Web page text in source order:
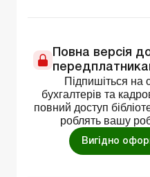
Повна версія
Підпишіться на
бухгалтерів та
повний доступ
роблять вашу
Вигідно